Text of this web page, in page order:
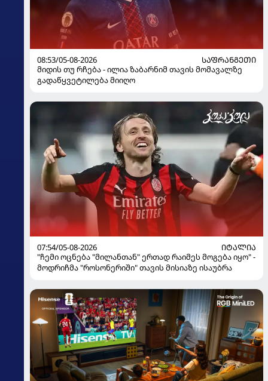
08:53/05-08-2026
ᲡᲐᲤᲠᲐᲜᲒᲔᲗᲘ
მიდის თუ რჩება - ილია ზაბარნიმ თავის მომავალზე
გადაწყვეტილება მიიღო
07:54/05-08-2026
ᲘᲢᲐᲚᲘᲐ
"ჩემი ოცნება "მილანთან" ერთად რაიმეს მოგება იყო" -
მოდრიჩმა "როსონერიში" თავის მისიაზე ისაუბრა